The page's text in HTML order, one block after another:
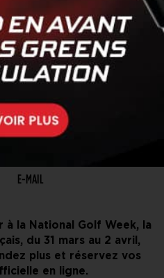
E-MAIL
à la National Golf Week, la
du 31 mars au 2 avril,
plus et réservez vos
en ligne.